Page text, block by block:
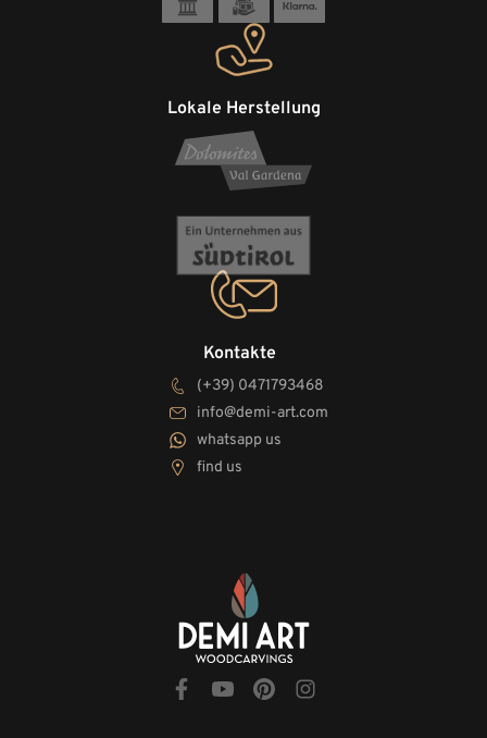
Kontakte
(+39) 0471793468
info@demi-art.com
whatsapp us
find us
Lokale Herstellung